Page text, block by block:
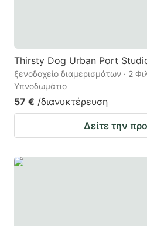
Thirsty Dog Urban Port
ξενοδοχείο διαμερισμάτων · 2
Υπνοδωμάτιο
57 € /διανυκτέρευση
Δείτε την